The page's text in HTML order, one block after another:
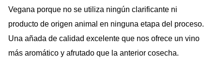
Vegana porque no se utiliza ningún clarificante ni
producto de origen animal en ninguna etapa del proceso.
Una añada de calidad excelente que nos ofrece un vino
más aromático y afrutado que la anterior cosecha.